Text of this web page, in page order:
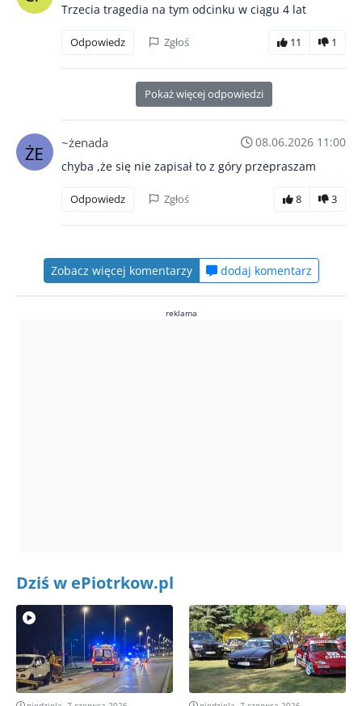
Trzecia tragedia na tym odcinku w ciągu 4 lat
Odpowiedz Zgłoś 11 1
Pokaż więcej odpowiedzi
~żenada
08.06.2026 11:00
chyba ,że się nie zapisał to z góry przepraszam
Odpowiedz Zgłoś 8 3
Zobacz więcej komentarzy dodaj komentarz
reklama
Dziś w ePiotrkow.pl